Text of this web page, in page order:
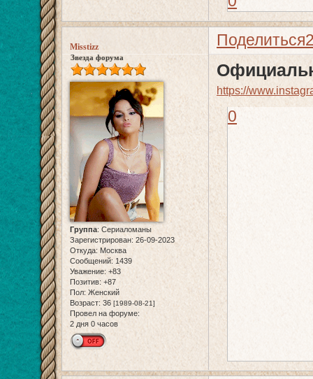
Поделиться
Misstizz
Звезда форума
Группа: Сериаломаны
Зарегистрирован: 26-09-2023
Откуда: Москва
Сообщений: 1439
Уважение: +83
Позитив: +87
Пол: Женский
Возраст: 36 [1989-08-21]
Провел на форуме:
2 дня 0 часов
https://
0